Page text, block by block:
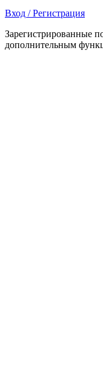
Вход / Регистрация
Зарегистрированные
дополнительным